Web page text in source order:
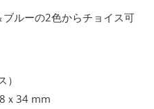
ルーの2色からチョイス可
ｘ34 mm